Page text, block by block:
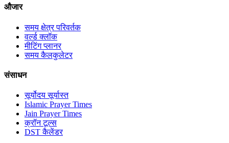
औजार
समय क्षेत्र परिवर्तक
वर्ल्ड क्लॉक
मीटिंग प्लानर
समय कैलकुलेटर
संसाधन
सूर्योदय सूर्यास्त
Islamic Prayer Times
Jain Prayer Times
क्रॉन टूल्स
DST कैलेंडर